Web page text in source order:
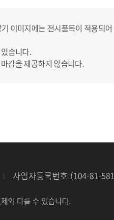
이미지에는 전시품목이 적용되
습니다.
감을 제공하지 않습니다.
사업자등록번호 (104-81-
와 다를 수 있습니다.